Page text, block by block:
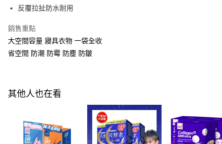
３．安心：先確認商品／服務後，再付款。
１．於結帳方式選擇「AFTEE先享後付」後，將跳轉至「AFTEE先享後付」
結帳頁面，進行簡訊認證並確認金額後，即可完成結帳。
２．訂單成立數日內，您將收到繳費通知簡訊。
３．收到繳費通知簡訊後14天內，點擊此簡訊中的連結，可透過四大超商／
後付繳納相關費用。
※ 交易是否成功請以「AFTEE先享後付 」之結帳頁面顯示為準，若有關於
是否繳費成功／繳費後需取消欲退款等相關疑問，請聯繫「AFTEE先享後付
客戶支援中心」
https://netprotections.freshdesk.com/support/home
【注意事項】
全家付款取貨
付款後全家取貨
每筆NT$100，滿NT$600(含以上)免運費
每筆NT$100，滿NT$600(含以上)免運費
7-11付款取貨
反覆拉扯防水耐用
銷售重點
大空間容量 寢具衣物 一袋全收
省空間 防潮 防霉 防塵 防皺
其他人也在看